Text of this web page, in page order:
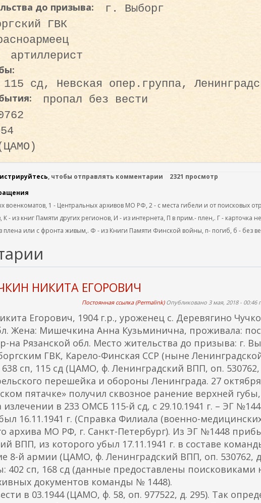
до призыва: г. Выборг
ГВК
артиллерист
сд, Невская опер.группа,
пропал без вести
, чтобы отправлять комментарии
2321 просмотр
военкоматов, 1 - Центральных архивов МО РФ, 2 - с места гибели и от поисковых
К - из книг Памяти других регионов, И - из интернета, П в прим.- плен,. Г - карточка
плена или с фронта живым,. Ф - из Книги Памяти Финской войны, п- погиб, б - без
НИКИТА ЕГОРОВИЧ
Постоянная ссылка (Permalink)Опубликовано 3 мая, 2018 - 00:46
Егорович, 1904 г.р., уроженец с. Деревягино
Жена: Мишечкина Анна Кузьминична, проживала:
на Рязанской обл. Место жительства до призыва: г.
ГВК, Карело-Финская ССР (ныне
сп, 115 сд (ЦАМО, ф. Ленинградский ВПП, оп. 530762,
перешейка и обороны Ленинграда. 27
пятачке» получил сквозное ранение верхней губы,
излечении в 233 ОМСБ 115-й сд, с 29.10.1941 г. – ЭГ
16.11.1941 г. (Справка Филиала (военно-
архива МО РФ, г. Санкт-Петербург). Из ЭГ №1448
ВПП, из которого убыл 17.11.1941 г. в составе
8-й армии (ЦАМО, ф. Ленинградский ВПП, оп. 530762,
402 сп, 168 сд (данные предоставлены поисковиками
документов команды № 1448).
в 03.1944 (ЦАМО, ф. 58, оп. 977522, д. 295). Так